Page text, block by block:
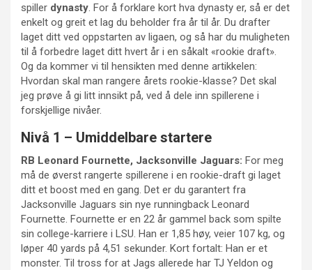
spiller dynasty . For å forklare kort hva dynasty er, så er det
enkelt og greit et lag du beholder fra år til år. Du drafter
laget ditt ved oppstarten av ligaen, og så har du muligheten
til å forbedre laget ditt hvert år i en såkalt «rookie draft».
Og da kommer vi til hensikten med denne artikkelen:
Hvordan skal man rangere årets rookie-klasse? Det skal
jeg prøve å gi litt innsikt på, ved å dele inn spillerene i
forskjellige nivåer.
Nivå 1 – Umiddelbare startere
RB Leonard Fournette, Jacksonville Jaguars: For meg
må de øverst rangerte spillerene i en rookie-draft gi laget
ditt et boost med en gang. Det er du garantert fra
Jacksonville Jaguars sin nye runningback Leonard
Fournette. Fournette er en 22 år gammel back som spilte
sin college-karriere i LSU. Han er 1,85 høy, veier 107 kg, og
løper 40 yards på 4,51 sekunder. Kort fortalt: Han er et
monster. Til tross for at Jags allerede har TJ Yeldon og